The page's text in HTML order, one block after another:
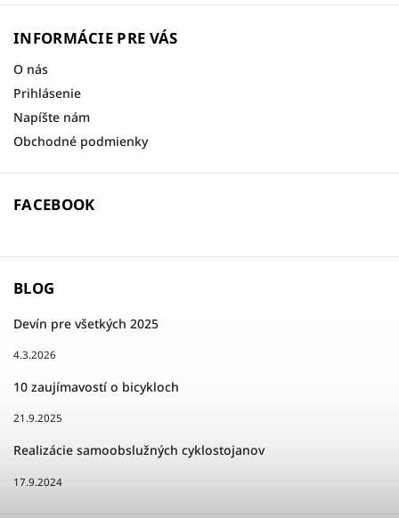
INFORMÁCIE PRE VÁS
O nás
Prihlásenie
Napíšte nám
Obchodné podmienky
FACEBOOK
BLOG
Devín pre všetkých 2025
4.3.2026
10 zaujímavostí o bicykloch
21.9.2025
Realizácie samoobslužných cyklostojanov
17.9.2024